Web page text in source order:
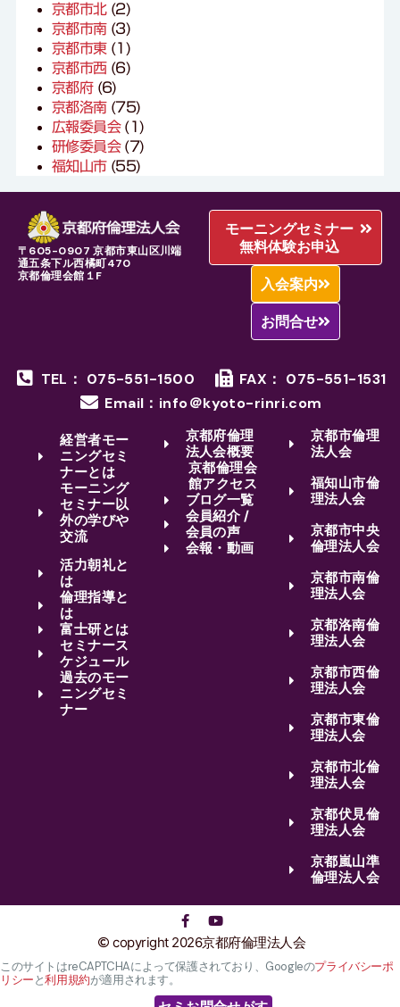
京都市北(2)
京都市南(3)
京都市東(1)
京都市西(6)
京都府(6)
京都洛南(75)
広報委員会(1)
研修委員会(7)
福知山市(55)
〒605-0907 京都市東山区川端
通五条下ル西橘町470
京都倫理会館１F
モーニングセミナー
無料体験お申込
入会案内
お問合せ
TEL： 075-551-1500
FAX： 075-551-1531
Email：info＠kyoto-rinri.com
経営者モー
ニングセミ
ナーとは
モーニング
セミナー以
外の学びや
交流
活力朝礼と
は
倫理指導と
は
富士研とは
セミナース
ケジュール
過去のモー
ニングセミ
ナー
京都府倫理
法人会概要
京都倫理会
館アクセス
ブログ一覧
会員紹介 /
会員の声
会報・動画
京都市倫理
法人会
福知山市倫
理法人会
京都市中央
倫理法人会
京都市南倫
理法人会
京都洛南倫
理法人会
京都市西倫
理法人会
京都市東倫
理法人会
京都市北倫
理法人会
京都伏見倫
理法人会
京都嵐山準
倫理法人会
copyright 2026京都府倫理法人会
このサイトはreCAPTCHAによって保護されており、Googleのプライバシーポ
リシーと利用規約が適用されます。